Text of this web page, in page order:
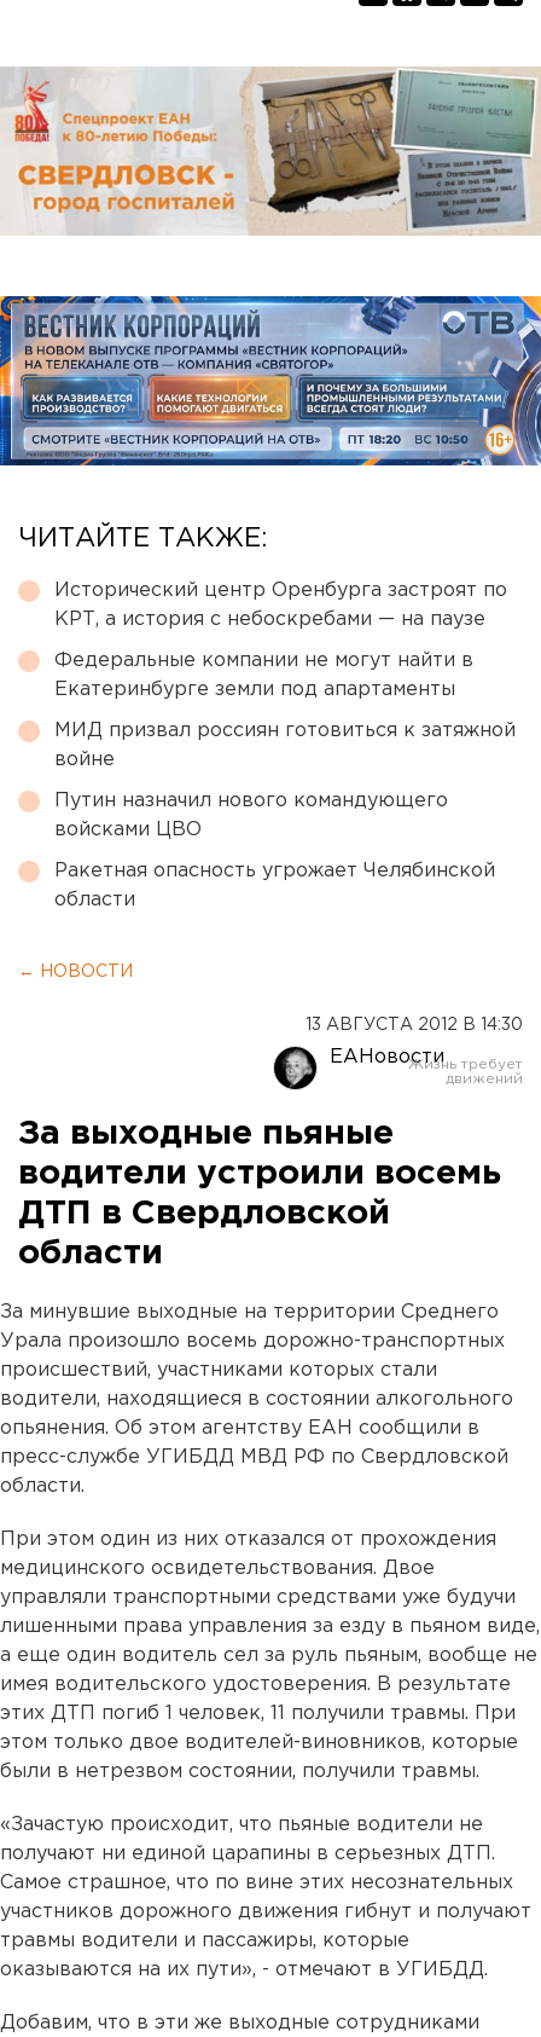
ЧИТАЙТЕ ТАКЖЕ:
Исторический центр Оренбурга застроят по
КРТ, а история с небоскребами — на паузе
Федеральные компании не могут найти в
Екатеринбурге земли под апартаменты
МИД призвал россиян готовиться к затяжной
войне
Путин назначил нового командующего
войсками ЦВО
Ракетная опасность угрожает Челябинской
области
← НОВОСТИ
13 АВГУСТА 2012 В 14:30
ЕАНовости
За выходные пьяные
водители устроили восемь
ДТП в Свердловской
области
За минувшие выходные на территории Среднего
Урала произошло восемь дорожно-транспортных
происшествий, участниками которых стали
водители, находящиеся в состоянии алкогольного
опьянения. Об этом агентству ЕАН сообщили в
пресс-службе УГИБДД МВД РФ по Свердловской
области.
При этом один из них отказался от прохождения
медицинского освидетельствования. Двое
управляли транспортными средствами уже будучи
лишенными права управления за езду в пьяном виде,
а еще один водитель сел за руль пьяным, вообще не
имея водительского удостоверения. В результате
этих ДТП погиб 1 человек, 11 получили травмы. При
этом только двое водителей-виновников, которые
были в нетрезвом состоянии, получили травмы.
«Зачастую происходит, что пьяные водители не
получают ни единой царапины в серьезных ДТП.
Самое страшное, что по вине этих несознательных
участников дорожного движения гибнут и получают
травмы водители и пассажиры, которые
оказываются на их пути», - отмечают в УГИБДД.
Добавим, что в эти же выходные сотрудниками